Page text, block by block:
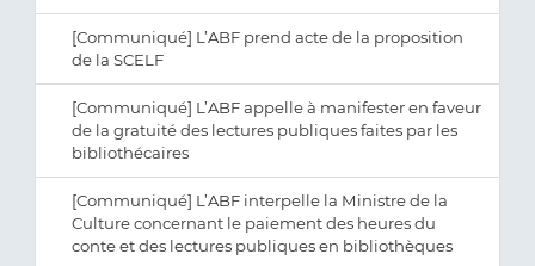
[Communiqué] L’ABF prend acte de la proposition
de la SCELF
[Communiqué] L’ABF appelle à manifester en faveur
de la gratuité des lectures publiques faites par les
bibliothécaires
[Communiqué] L’ABF interpelle la Ministre de la
Culture concernant le paiement des heures du
conte et des lectures publiques en bibliothèques